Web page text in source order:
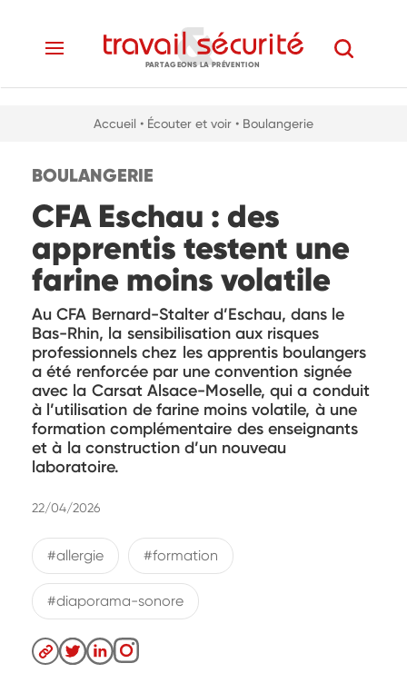
PARTAGEONS LA PRÉVENTION
Accueil • Écouter et voir • Boulangerie
BOULANGERIE
CFA Eschau : des
apprentis testent une
farine moins volatile
Au CFA Bernard-Stalter d’Eschau, dans le
Bas-Rhin, la sensibilisation aux risques
professionnels chez les apprentis boulangers
a été renforcée par une convention signée
avec la Carsat Alsace-Moselle, qui a conduit
à l’utilisation de farine moins volatile, à une
formation complémentaire des enseignants
et à la construction d’un nouveau
laboratoire.
22/04/2026
#allergie #formation
#diaporama-sonore